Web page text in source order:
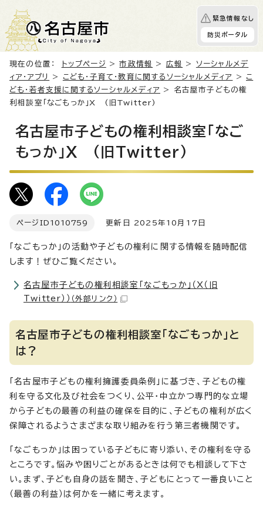
緊急情報なし
防災ポータル
現在の位置： トップページ >市政情報 > 広報 > ソーシャルメデ
ィア・アプリ
> こども・子育て・教育に関するソーシャルメディア > こ
ども・若者支援に関するソーシャルメディア
> 名古屋市子どもの権
利相談室「なごもっか」X (旧Twitter)
名古屋市子どもの権利相談室「なご
もっか」X (旧Twitter)
ページID 1010759 更新日 2025年10月17日
「なごもっか」の活動や子どもの権利に関する情報を随時配信
します！ぜひご覧ください。
名古屋市子どもの権利相談室「なごもっか」（X（旧
Twitter）） （外部リンク）
名古屋市子どもの権利相談室「なごもっか」と
は？
「名古屋市子どもの権利擁護委員条例」に基づき、子どもの権
利を守る文化及び社会をつくり、公平・中立かつ専門的な立場
から子どもの最善の利益の確保を目的に、子どもの権利が広く
保障されるようさまざまな取り組みを行う第三者機関です。
「なごもっか」は困っている子どもに寄り添い、その権利を守る
ところです。悩みや困りごとがあるときは何でも相談して下さ
い。まず、子ども自身の話を聞き、子どもにとって一番良いこと
（最善の利益）は何かを一緒に考えます。